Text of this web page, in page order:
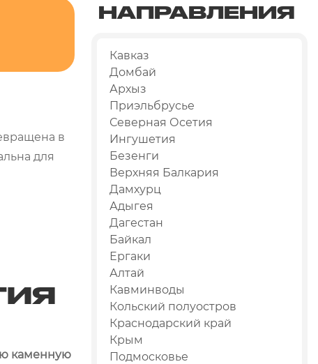
в
для
каменную
НАПРАВЛЕНИЯ
Кавказ
Домбай
Архыз
Приэльбрусье
Северная Осетия
Ингушетия
Безенги
Верхняя Балкария
Дамхурц
Адыгея
Дагестан
Байкал
Ергаки
Алтай
Кавминводы
Кольский полуостров
Краснодарский край
Крым
Подмосковье